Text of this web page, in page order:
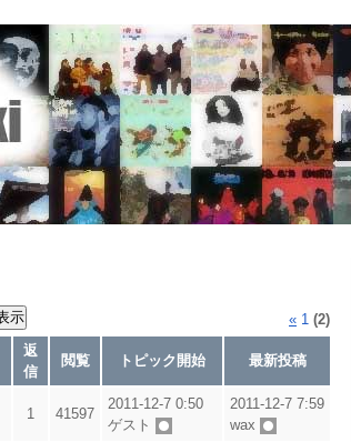
« 1 (2)
返
信
閲覧 トピック開始 最新投稿
1 41597
2011-12-7 0:50
ゲスト
2011-12-7 7:59
wax